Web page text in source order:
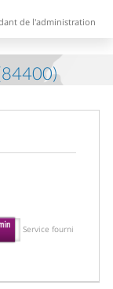
de l'administration
Service fourni